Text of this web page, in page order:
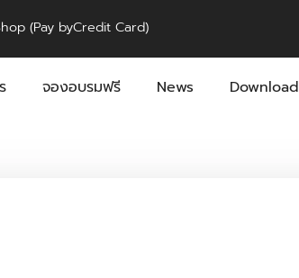
(Pay byCredit Card)
จองอบรมฟรี News Download